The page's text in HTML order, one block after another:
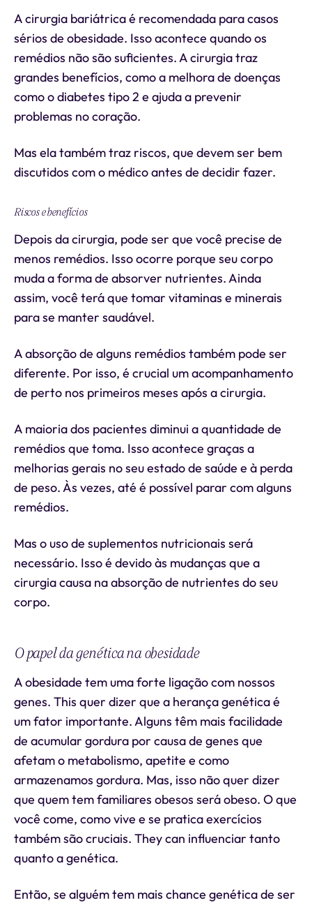
A cirurgia bariátrica é recomendada para casos
sérios de obesidade. Isso acontece quando os
remédios não são suficientes. A cirurgia traz
grandes benefícios, como a melhora de doenças
como o diabetes tipo 2 e ajuda a prevenir
problemas no coração.
Mas ela também traz riscos, que devem ser bem
discutidos com o médico antes de decidir fazer.
Riscos e benefícios
Depois da cirurgia, pode ser que você precise de
menos remédios. Isso ocorre porque seu corpo
muda a forma de absorver nutrientes. Ainda
assim, você terá que tomar vitaminas e minerais
para se manter saudável.
A absorção de alguns remédios também pode ser
diferente. Por isso, é crucial um acompanhamento
de perto nos primeiros meses após a cirurgia.
A maioria dos pacientes diminui a quantidade de
remédios que toma. Isso acontece graças a
melhorias gerais no seu estado de saúde e à perda
de peso. Às vezes, até é possível parar com alguns
remédios.
Mas o uso de suplementos nutricionais será
necessário. Isso é devido às mudanças que a
cirurgia causa na absorção de nutrientes do seu
corpo.
O papel da genética na obesidade
A obesidade tem uma forte ligação com nossos
genes. This quer dizer que a herança genética é
um fator importante. Alguns têm mais facilidade
de acumular gordura por causa de genes que
afetam o metabolismo, apetite e como
armazenamos gordura. Mas, isso não quer dizer
que quem tem familiares obesos será obeso. O que
você come, como vive e se pratica exercícios
também são cruciais. They can influenciar tanto
quanto a genética.
Então, se alguém tem mais chance genética de ser